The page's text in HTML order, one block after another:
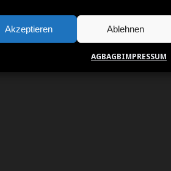
Akzeptieren Ablehnen
AGBAGBIMPRESSUM